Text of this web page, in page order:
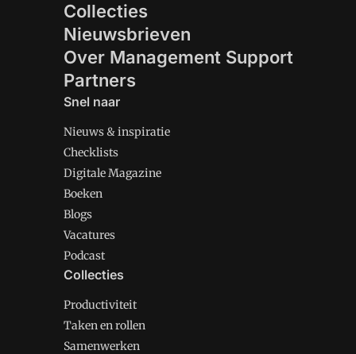
Collecties
Nieuwsbrieven
Over Management Support
Partners
Snel naar
Nieuws & inspiratie
Checklists
Digitale Magazine
Boeken
Blogs
Vacatures
Podcast
Collecties
Productiviteit
Taken en rollen
Samenwerken